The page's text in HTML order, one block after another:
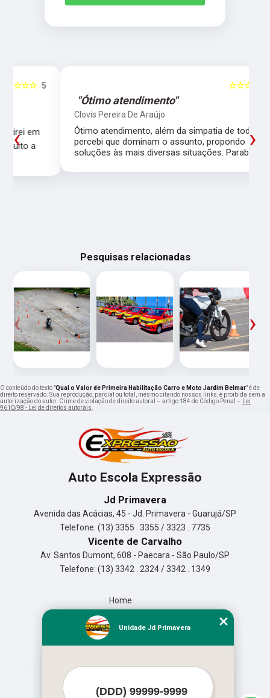
5
"Ótimo atendimento"
Clovis Pereira De Araújo
Ótimo atendimento, além da simpatia de todos,
percebi que dominam o assunto, propondo
soluções às mais diversas situações. Parabéns!
‹ ›
Pesquisas relacionadas
‹ ›
O conteúdo do texto "Qual o Valor de Primeira Habilitação Carro e Moto Jardim Belmar" é de
direito reservado. Sua reprodução, parcial ou total, mesmo citando nossos links, é proibida sem a
autorização do autor. Crime de violação de direito autoral – artigo 184 do Código Penal – Lei
9610/98 - Lei de direitos autorais.
Auto Escola Expressão
Jd Primavera
Avenida das Acácias, 45 - Jd. Primavera - Guarujá/SP
Telefone: (13) 3355 . 3355 / 3323 . 7735
Vicente de Carvalho
Av. Santos Dumont, 608 - Paecara - São Paulo/SP
Telefone: (13) 3342 . 2324 / 3342 . 1349
Home
Missão
Mapa do site
Unidade Jd Primavera